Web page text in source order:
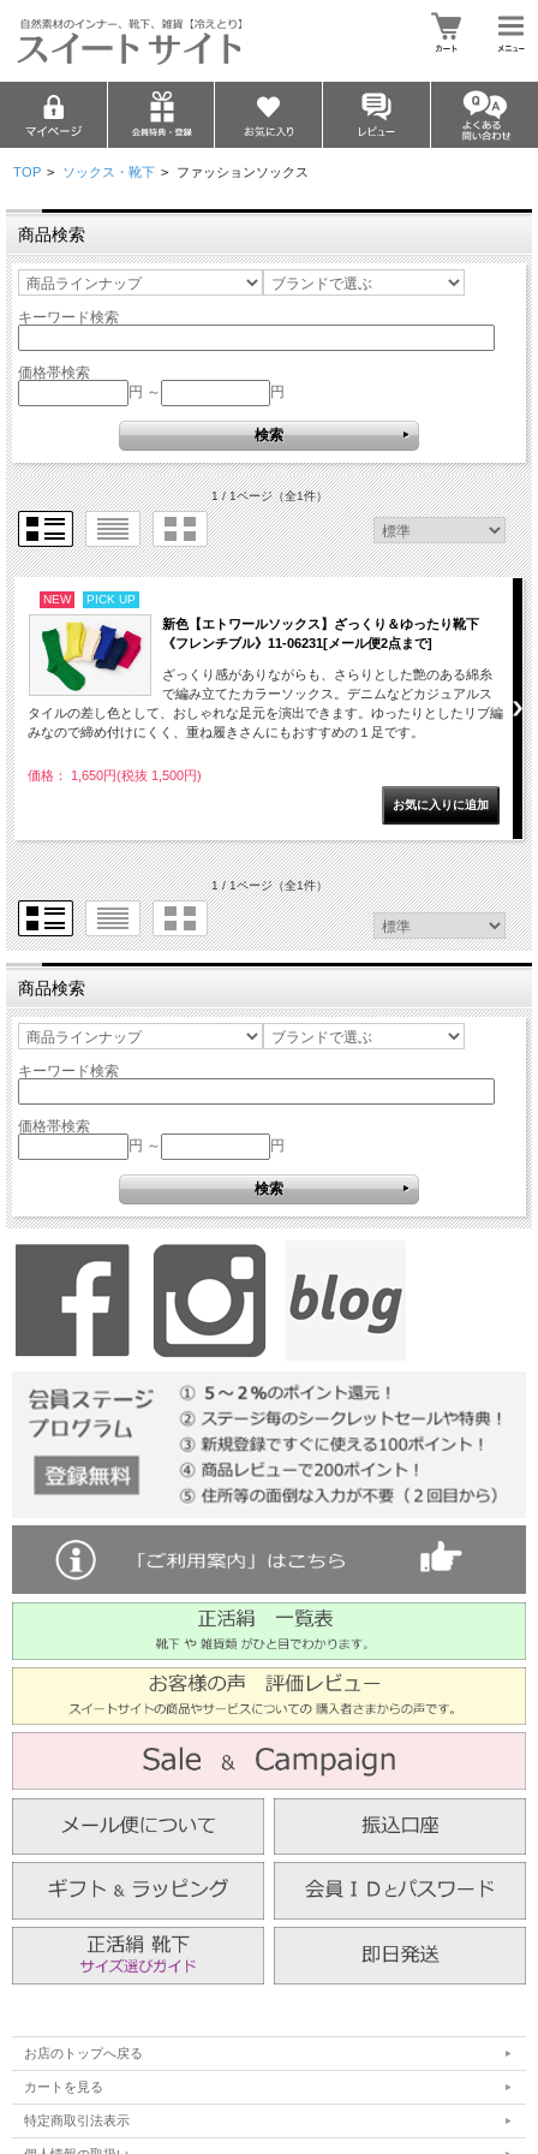
TOP > ソックス・靴下 > ファッションソックス
商品検索
キーワード検索
価格帯検索
円 ～
円
1 / 1ページ（全1件）
NEW PICK UP
新色【エトワールソックス】ざっくり＆ゆったり靴下
《フレンチブル》11-06231[メール便2点まで]
ざっくり感がありながらも、さらりとした艶のある綿糸
で編み立てたカラーソックス。デニムなどカジュアルス
タイルの差し色として、おしゃれな足元を演出できます。ゆったりとしたリブ編
みなので締め付けにくく、重ね履きさんにもおすすめの１足です。
価格： 1,650円(税抜 1,500円)
1 / 1ページ（全1件）
商品検索
キーワード検索
価格帯検索
円 ～
円
お店のトップへ戻る
カートを見る
特定商取引法表示